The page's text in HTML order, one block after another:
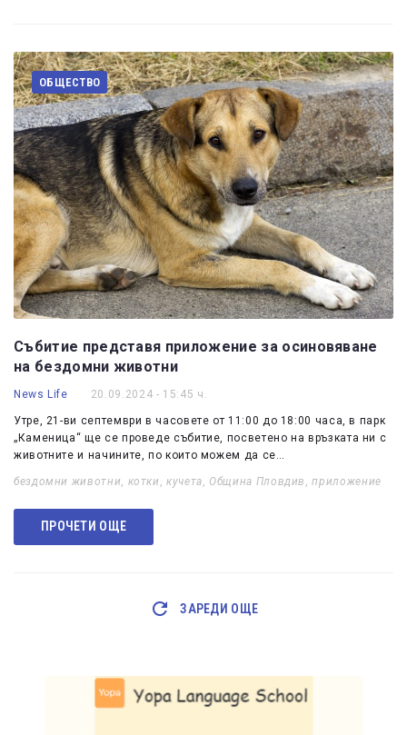
ОБЩЕСТВО
Събитие представя приложение за осиновяване
на бездомни животни
News Life 20.09.2024 - 15:45 ч.
Утре, 21-ви септември в часовете от 11:00 до 18:00 часа, в парк
„Каменица“ ще се проведе събитие, посветено на връзката ни с
животните и начините, по които можем да се…
бездомни животни котки ,кучета Община Пловдив ,приложение
ПРОЧЕТИ ОЩЕ
ЗАРЕДИ ОЩЕ